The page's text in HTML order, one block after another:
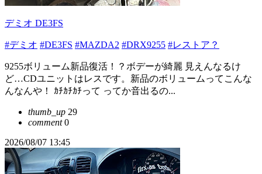
デミオ DE3FS
#デミオ #DE3FS #MAZDA2 #DRX9255 #レストア？
9255ボリューム新品復活！？ボデーが綺麗 見えんなるけ
ど…CDユニットはレスです。新品のボリュームってこんな
んなんや！ ｶﾁｶﾁｶﾁって ってか音出るの...
thumb_up 29
comment0
2026/08/07 13:45